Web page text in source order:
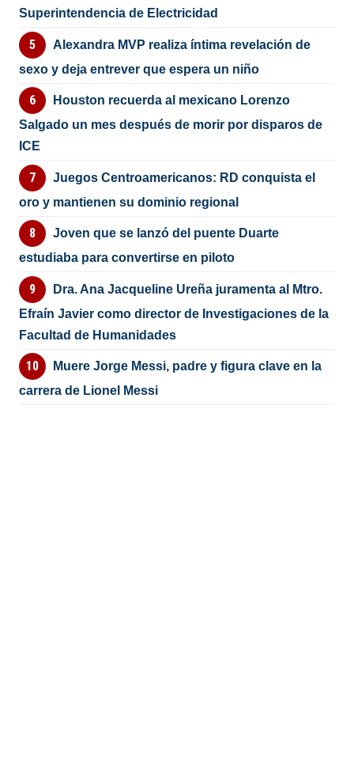
Superintendencia de Electricidad
Alexandra MVP realiza íntima revelación de
sexo y deja entrever que espera un niño
Houston recuerda al mexicano Lorenzo
Salgado un mes después de morir por disparos de
ICE
Juegos Centroamericanos: RD conquista el
oro y mantienen su dominio regional
Joven que se lanzó del puente Duarte
estudiaba para convertirse en piloto
Dra. Ana Jacqueline Ureña juramenta al Mtro.
Efraín Javier como director de Investigaciones de la
Facultad de Humanidades
Muere Jorge Messi, padre y figura clave en la
carrera de Lionel Messi